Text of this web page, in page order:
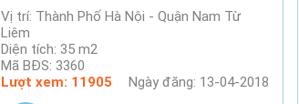
Vị trí: Thành Phố Hà Nội - Quận Nam Từ
Liêm
Diện tích: 35 m2
Mã BĐS: 3360
Lượt xem: 11905
Ngày đăng: 13-04-2018